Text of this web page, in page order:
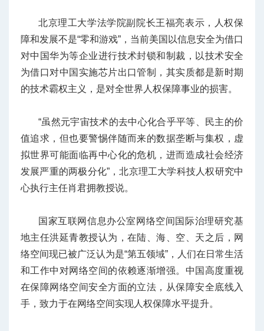
北京理工大学法学院副院长王福亮表示，人权保
障和发展不是“零和游戏”，当前美国以信息安全为借口
对中国华为等企业进行技术封锁和制裁，以技术安全
为借口对中国实施芯片出口管制，其实质都是新时期
的技术霸权主义，是对全世界人权保障事业的损害。
“虽然元宇宙技术的去中心化合乎平等、民主的价
值追求，但也要警惕伴随而来的数据垄断与集权，虚
拟世界可能面临再中心化的危机，进而造成社会经济
发展严重的两极分化”，北京理工大学科技人权研究中
心执行主任肖君拥教授说。
国家互联网信息办公室网络空间国际治理研究基
地主任洪延青教授认为，在陆、海、空、天之后，网
络空间现已被广泛认为是“第五领域”，人们在日常生活
和工作中对网络空间的依赖逐渐增强。中国高度重视
在保障网络空间安全方面的立法，从保障安全底线入
手，致力于在网络空间实现人权保障水平提升。